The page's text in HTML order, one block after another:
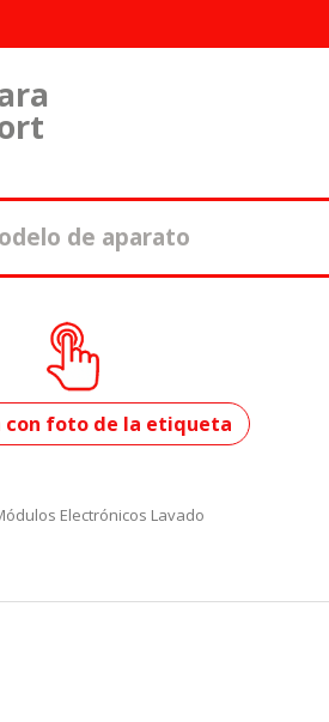
con foto de la etiqueta
Electrónicos Lavado